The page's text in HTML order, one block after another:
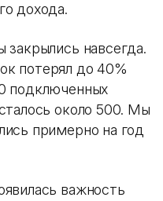
дохода.
навсегда.
потерял до 40%
подключенных
около 500. Мы
примерно на год
важность